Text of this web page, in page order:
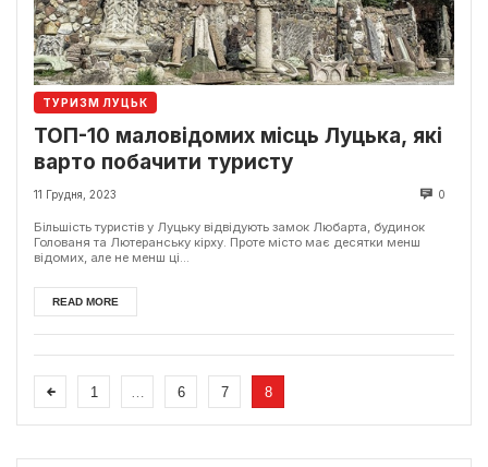
ТУРИЗМ ЛУЦЬК
ТОП-10 маловідомих місць Луцька, які
варто побачити туристу
11 Грудня, 2023 0
Більшість туристів у Луцьку відвідують замок Любарта, будинок
Голованя та Лютеранську кірху. Проте місто має десятки менш
відомих, але не менш ці...
READ MORE
1 6 7 8